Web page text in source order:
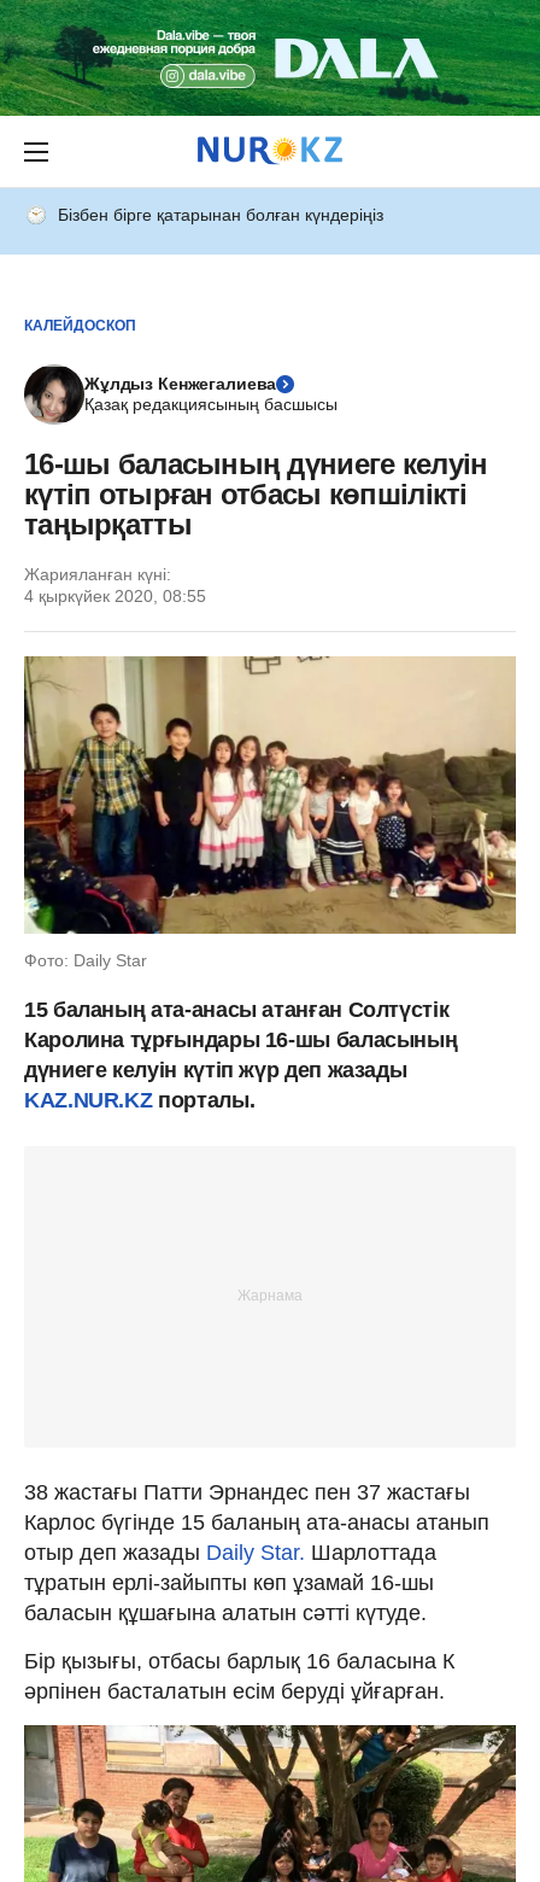
Бізбен бірге қатарынан болған күндеріңіз
КАЛЕЙДОСКОП
Жұлдыз Кенжегалиева
Қазақ редакциясының басшысы
16-шы баласының дүниеге келуін
күтіп отырған отбасы көпшілікті
таңырқатты
Жарияланған күні:
4 қыркүйек 2020, 08:55
Фото: Daily Star
15 баланың ата-анасы атанған Солтүстік
Каролина тұрғындары 16-шы баласының
дүниеге келуін күтіп жүр деп жазады
KAZ.NUR.KZ порталы.
38 жастағы Патти Эрнандес пен 37 жастағы
Карлос бүгінде 15 баланың ата-анасы атанып
отыр деп жазады Daily Star. Шарлоттада
тұратын ерлі-зайыпты көп ұзамай 16-шы
баласын құшағына алатын сәтті күтуде.
Бір қызығы, отбасы барлық 16 баласына К
әрпінен басталатын есім беруді ұйғарған.